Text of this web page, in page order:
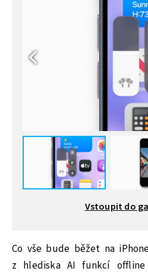
Vstoupit do
Co vše bude běžet na
z hlediska AI funkcí